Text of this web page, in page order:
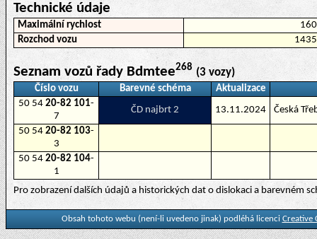
Technické údaje
Maximální rychlost
160
Rozchod vozu
1435
Seznam vozů řady Bdmtee268 (3 vozy)
Číslo vozu Barevné schéma
Aktualizace
50 54 20-82 101-
7
ČD najbrt 2 13.11.2024
Česká
50 54 20-82 103-
3
50 54 20-82 104-
1
Pro zobrazení dalších údajů a historických dat o dislokaci a barevném
Obsah tohoto webu (není-li uvedeno jinak) podléhá licenci Creative